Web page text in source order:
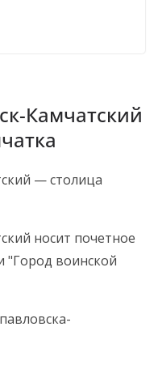
Камчатский
— столица
носит почетное
"Город воинской